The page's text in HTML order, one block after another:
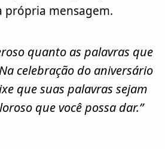
própria mensagem.
quanto as palavras que
celebração do aniversário
que suas palavras sejam
que você possa dar.”